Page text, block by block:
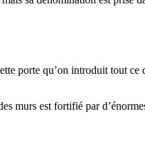
porte qu’on introduit tout
murs est fortifié par